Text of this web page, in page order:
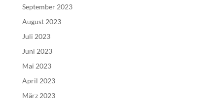
September 2023
August 2023
Juli 2023
Juni 2023
Mai 2023
April 2023
März 2023